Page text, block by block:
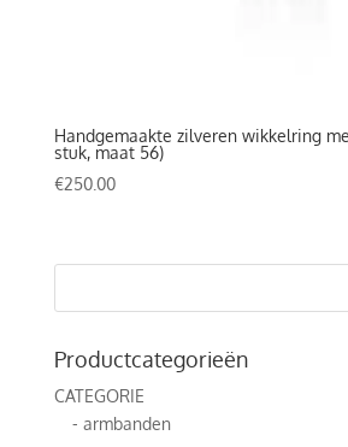
Handgemaakte zilveren wikkelring
stuk, maat 56)
€250.00
Productcategorieën
CATEGORIE
- armbanden